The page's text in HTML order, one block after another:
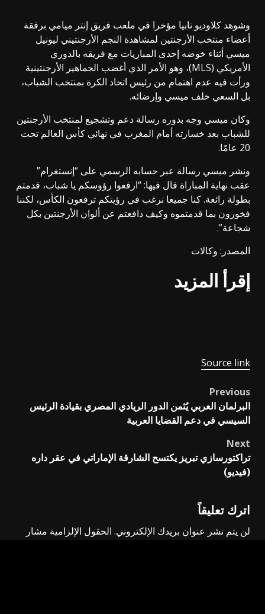
وشوهد كلاوديو تابيا مؤخرا في ملعب فريق إنتر ميامي برفقة
أعضاء منتخب الأرجنتين لمشاهدة النجم الأرجنتيني ليونيل
ميسي أثناء خوضه إحدى المباريات مع فريقه بالدوري
الأمريكي (MLS)، وهو الأمر الذي أغضب الجماهير الأرجنتينية
ورأت فيه عدم اهتمام من رئيس اتحاد الكرة بمنتخب الشباب،
بل السعي خلف ميسي وإرضائه.
وكان ميسي وجه بدوره رسالة دعم وتشجيع لمنتخب الأرجنتين
للشباب بعد خسارته أمام المغرب في نهائي كأس العالم تحت
20 عامًا.
ونشر ميسي رسالة عبر حسابه الرسمي على “إنستغرام”
عقب نهاية المباراة قال فيها: “ارفعوا رؤوسكم يا شباب، قدمتم
بطولة رائعة. كنا جميعا نرغب في رؤيتكم ترفعون الكأس، لكننا
فخورون بما قدمتموه وكيف دافعتم عن ألوان الأرجنتين بكل
شجاعة”.
المصدر: وكالات
إقرأ المزيد
Source link
Post
navigation
Previous
البرلمان العربي يُثمن الدور الريادي المصري بقيادة الرئيس
السيسي في دعم القضايا العربية
Next
تراكتورسازي تبريز يكتسح الشارقة الإماراتي في عقر داره
(فيديو)
اترك تعليقاً
لن يتم نشر عنوان بريدك الإلكتروني. الحقول الإلزامية مشار